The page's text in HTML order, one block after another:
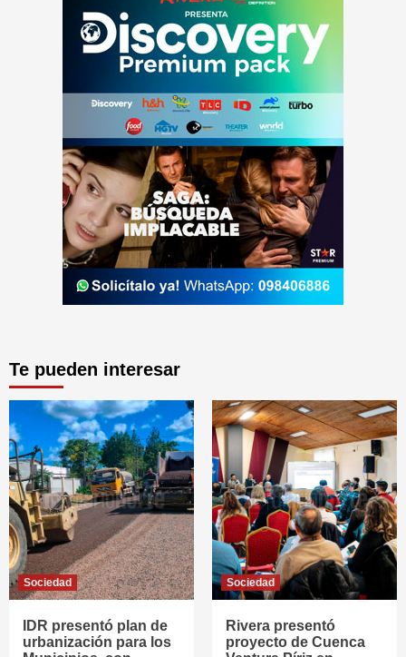
Te pueden interesar
Sociedad
IDR presentó plan de
urbanización para los
Sociedad
Rivera presentó
proyecto de Cuenca